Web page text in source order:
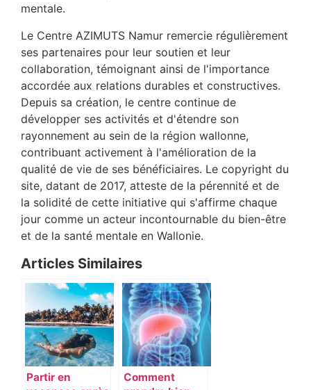
mentale.
Le Centre AZIMUTS Namur remercie régulièrement
ses partenaires pour leur soutien et leur
collaboration, témoignant ainsi de l'importance
accordée aux relations durables et constructives.
Depuis sa création, le centre continue de
développer ses activités et d'étendre son
rayonnement au sein de la région wallonne,
contribuant activement à l'amélioration de la
qualité de vie de ses bénéficiaires. Le copyright du
site, datant de 2017, atteste de la pérennité et de
la solidité de cette initiative qui s'affirme chaque
jour comme un acteur incontournable du bien-être
et de la santé mentale en Wallonie.
Articles Similaires
Partir en
Comment